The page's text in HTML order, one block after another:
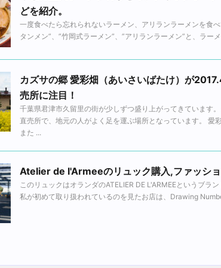
どを紹介。
一度食べたら忘れられないラーメン、アリランラーメンを食
タンメン”、”竹岡式ラーメン”、”アリランラーメン”と、ラー
カズサの郷 愛彩畑（あいさいばたけ）が
売所に注目！
千葉県君津市久留里の街が少しずつ盛り上がってきています
直売所で、地元の人がよく足を運ぶ場所となっています。 愛
また ...
Atelier de l'Armeeのリュック購入,ファッショ
このリュックはオランダのATELIER DE L'ARMEEというブラ
私が初めて取り扱われているのを見たお店は、Drawing